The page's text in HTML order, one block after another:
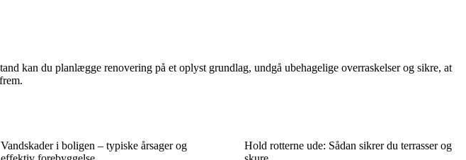
kan du planlægge renovering på et oplyst grundlag, undgå ubehagelige overraskelser og sikre, at
Vandskader i boligen – typiske årsager og
Hold rotterne ude: Sådan sikrer du terrasser og